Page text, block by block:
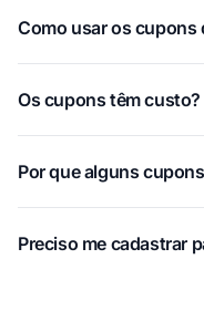
Como usar os cupons
Os cupons têm custo?
Por que alguns
Preciso me cadastrar